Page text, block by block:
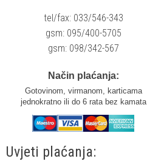
tel/fax: 033/546-343
gsm: 095/400-5705
gsm: 098/342-567
Način plaćanja:
Gotovinom, virmanom, karticama
jednokratno ili do 6 rata bez kamata
Uvjeti plaćanja: